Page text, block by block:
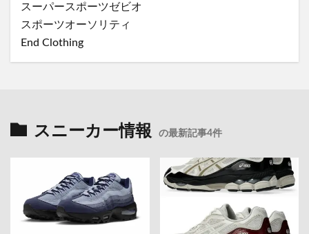
スーパースポーツゼビオ
スポーツオーソリティ
End Clothing
スニーカー情報 の最新記事4件